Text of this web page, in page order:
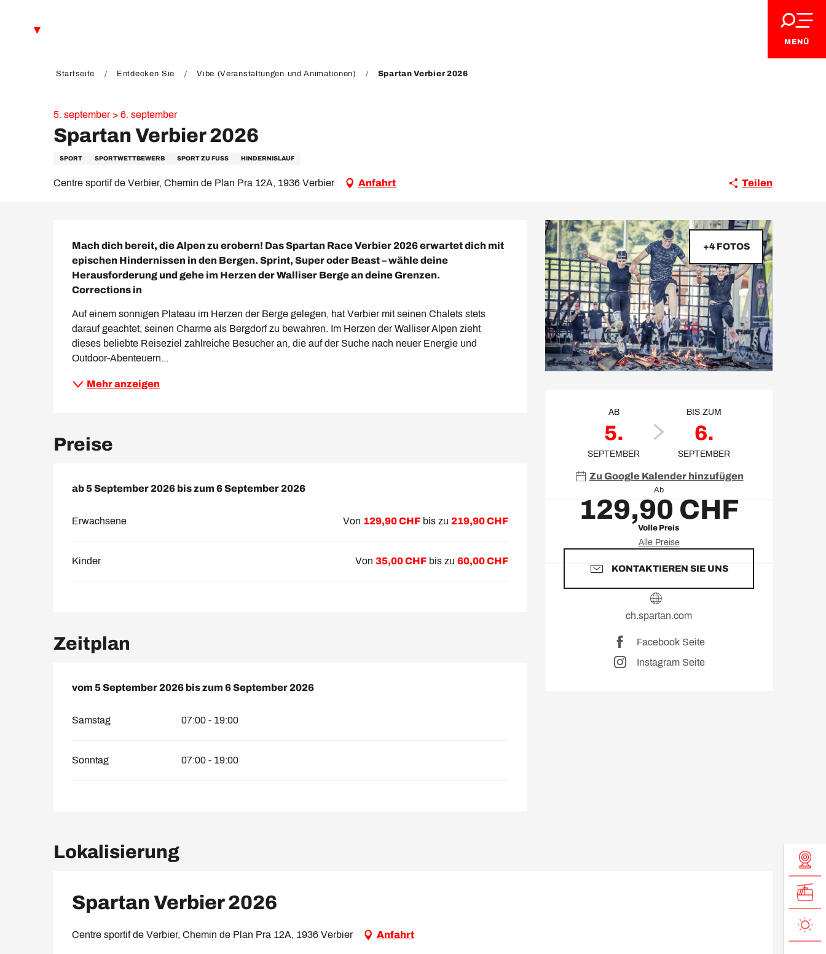
MENÜ
Startseite Entdecken Sie Vibe (Veranstaltungen und Animationen) Spartan Verbier 2026
5. september > 6. september
Spartan Verbier 2026
SPORT SPORTWETTBEWERB SPORT ZU FUSS HINDERNISLAUF
Centre sportif de Verbier, Chemin de Plan Pra 12A, 1936 Verbier Anfahrt Teilen
+4 FOTOS
Öffnungszeiten &
AB
5.
SEPTEMBER
BIS ZUM
6.
SEPTEMBER
Zu Google Kalender hinzufügen
Ab
129,90 CHF
Volle Preis
Alle Preise
KONTAKTIEREN SIE UNS
ch.spartan.com
Facebook Seite
Instagram Seite
Mach dich bereit, die Alpen zu erobern! Das Spartan Race Verbier 2026 erwartet dich mit
epischen Hindernissen in den Bergen. Sprint, Super oder Beast – wähle deine
Herausforderung und gehe im Herzen der Walliser Berge an deine Grenzen. ️
Corrections in
Auf einem sonnigen Plateau im Herzen der Berge gelegen, hat Verbier mit seinen Chalets stets
darauf geachtet, seinen Charme als Bergdorf zu bewahren. Im Herzen der Walliser Alpen zieht
dieses beliebte Reiseziel zahlreiche Besucher an, die auf der Suche nach neuer Energie und
Outdoor-Abenteuern...
Mehr anzeigen
Preise
ab5 September 2026 bis zum 6 September 2026
ab5 September 2026 bis zum 6 September 2026
Erwachsene Von 129,90 CHF bis zu219,90 CHF
Kinder Von35,00 CHF bis zu60,00 CHF
Zeitplan
vom 5 September 2026 bis zum 6 September 2026
vom 5 September 2026 bis zum 6 September 2026
Samstag 07:00 - 19:00
Sonntag 07:00 - 19:00
Lokalisierung
Spartan Verbier 2026
Centre sportif de Verbier, Chemin de Plan Pra 12A, 1936 Verbier Anfahrt